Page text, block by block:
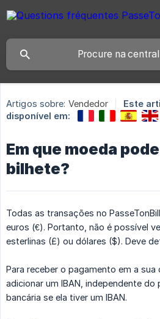
Artigos sobre: Vendedor
Este
disponível em:
Em que moeda
bilhete?
Todas as transações no
euros (€). Portanto, não é possível
esterlinas (£) ou dólares ($). Deve
Para receber o pagamento em a
adicionar um IBAN, independente do
bancária se ela tiver um IBAN.